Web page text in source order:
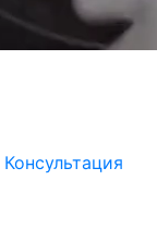
Консультация